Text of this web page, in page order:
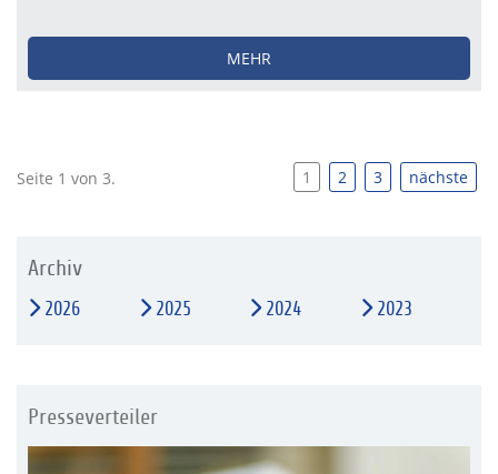
MEHR
Seite 1 von 3. 1 2 3 nächste
Archiv
2026 2025 2024 2023
Presseverteiler